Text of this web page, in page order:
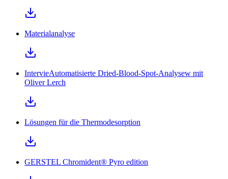
Materialanalyse
IntervieAutomatisierte Dried-Blood-Spot-Analysew mit
Oliver Lerch
Lösungen für die Thermodesorption
GERSTEL Chromident® Pyro edition